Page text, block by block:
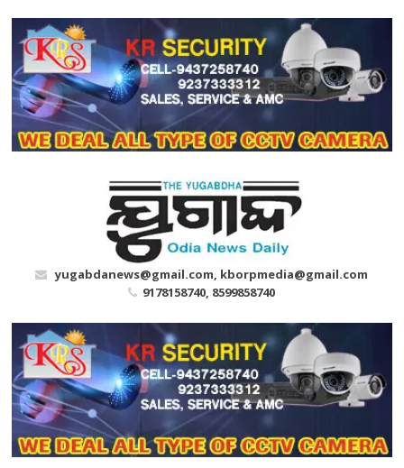
content
yugabdanews@gmail.com, kborpmedia@gmail.com
9178158740, 8599858740